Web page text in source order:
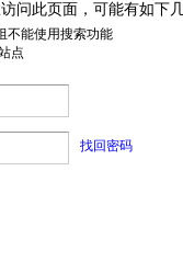
问此页面，可能有如下
不能使用搜索功能
点
找回密码